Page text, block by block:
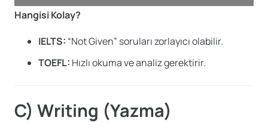
Hangisi Kolay?
IELTS: “Not Given” soruları zorlayıcı olabilir.
TOEFL: Hızlı okuma ve analiz gerektirir.
C) Writing (Yazma)